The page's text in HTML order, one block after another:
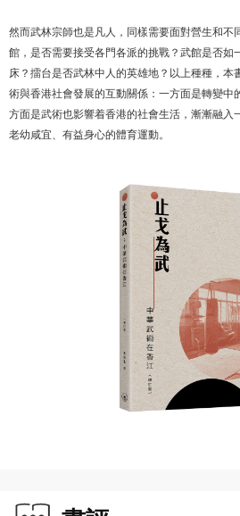
然而武林宗師也是凡人，同樣需要面對營生和不
館，是否需要接受各門各派的挑戰？武館是否如
床？擂台是否武林中人的英雄地？以上種種，本
術與香港社會發展的互動關係：一方面是轉變中
方面是武術也影響着香港的社會生活，漸漸融入
老幼咸宜、有益身心的體育運動。